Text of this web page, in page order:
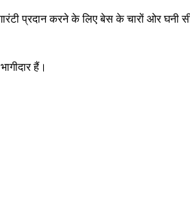
प्रदान करने के लिए बेस के चारों ओर
हैं।